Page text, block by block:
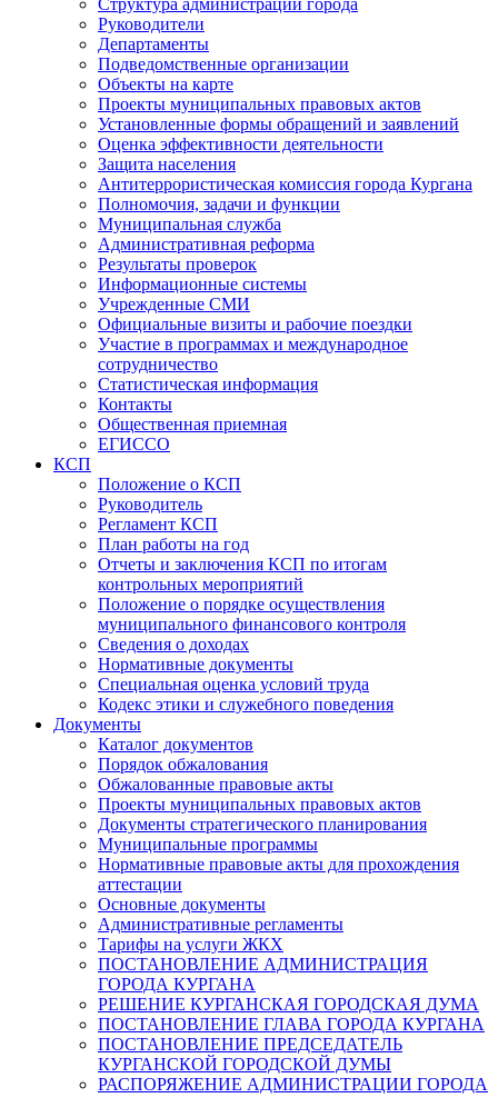
Структура администрации города
Руководители
Департаменты
Подведомственные организации
Объекты на карте
Проекты муниципальных правовых актов
Установленные формы обращений и заявлений
Оценка эффективности деятельности
Защита населения
Антитеррористическая комиссия города Кургана
Полномочия, задачи и функции
Муниципальная служба
Административная реформа
Результаты проверок
Информационные системы
Учрежденные СМИ
Официальные визиты и рабочие поездки
Участие в программах и международное
сотрудничество
Статистическая информация
Контакты
Общественная приемная
ЕГИССО
КСП
Положение о КСП
Руководитель
Регламент КСП
План работы на год
Отчеты и заключения КСП по итогам
контрольных мероприятий
Положение о порядке осуществления
муниципального финансового контроля
Сведения о доходах
Нормативные документы
Специальная оценка условий труда
Кодекс этики и служебного поведения
Документы
Каталог документов
Порядок обжалования
Обжалованные правовые акты
Проекты муниципальных правовых актов
Документы стратегического планирования
Муниципальные программы
Нормативные правовые акты для прохождения
аттестации
Основные документы
Административные регламенты
Тарифы на услуги ЖКХ
ПОСТАНОВЛЕНИЕ АДМИНИСТРАЦИЯ
ГОРОДА КУРГАНА
РЕШЕНИЕ КУРГАНСКАЯ ГОРОДСКАЯ ДУМА
ПОСТАНОВЛЕНИЕ ГЛАВА ГОРОДА КУРГАНА
ПОСТАНОВЛЕНИЕ ПРЕДСЕДАТЕЛЬ
КУРГАНСКОЙ ГОРОДСКОЙ ДУМЫ
РАСПОРЯЖЕНИЕ АДМИНИСТРАЦИИ ГОРОДА